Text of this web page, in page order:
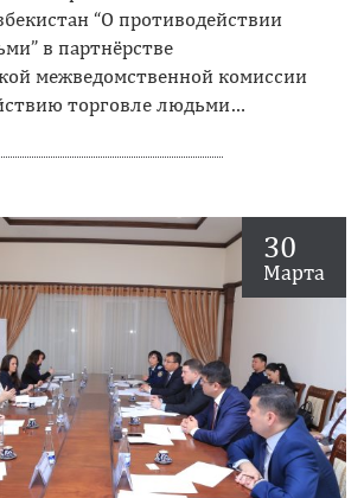
“О противодействии
в партнёрстве
межведомственной комиссии
торговле людьми…
30
Марта